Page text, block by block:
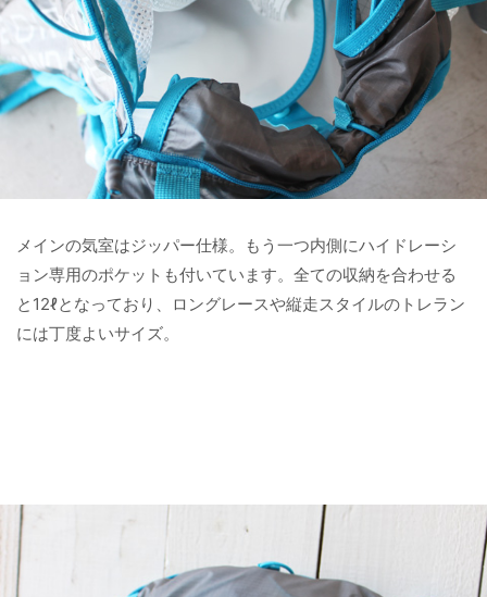
メインの気室はジッパー仕様。もう一つ内側にハイドレーシ
ョン専用のポケットも付いています。全ての収納を合わせる
と12ℓとなっており、ロングレースや縦走スタイルのトレラン
には丁度よいサイズ。